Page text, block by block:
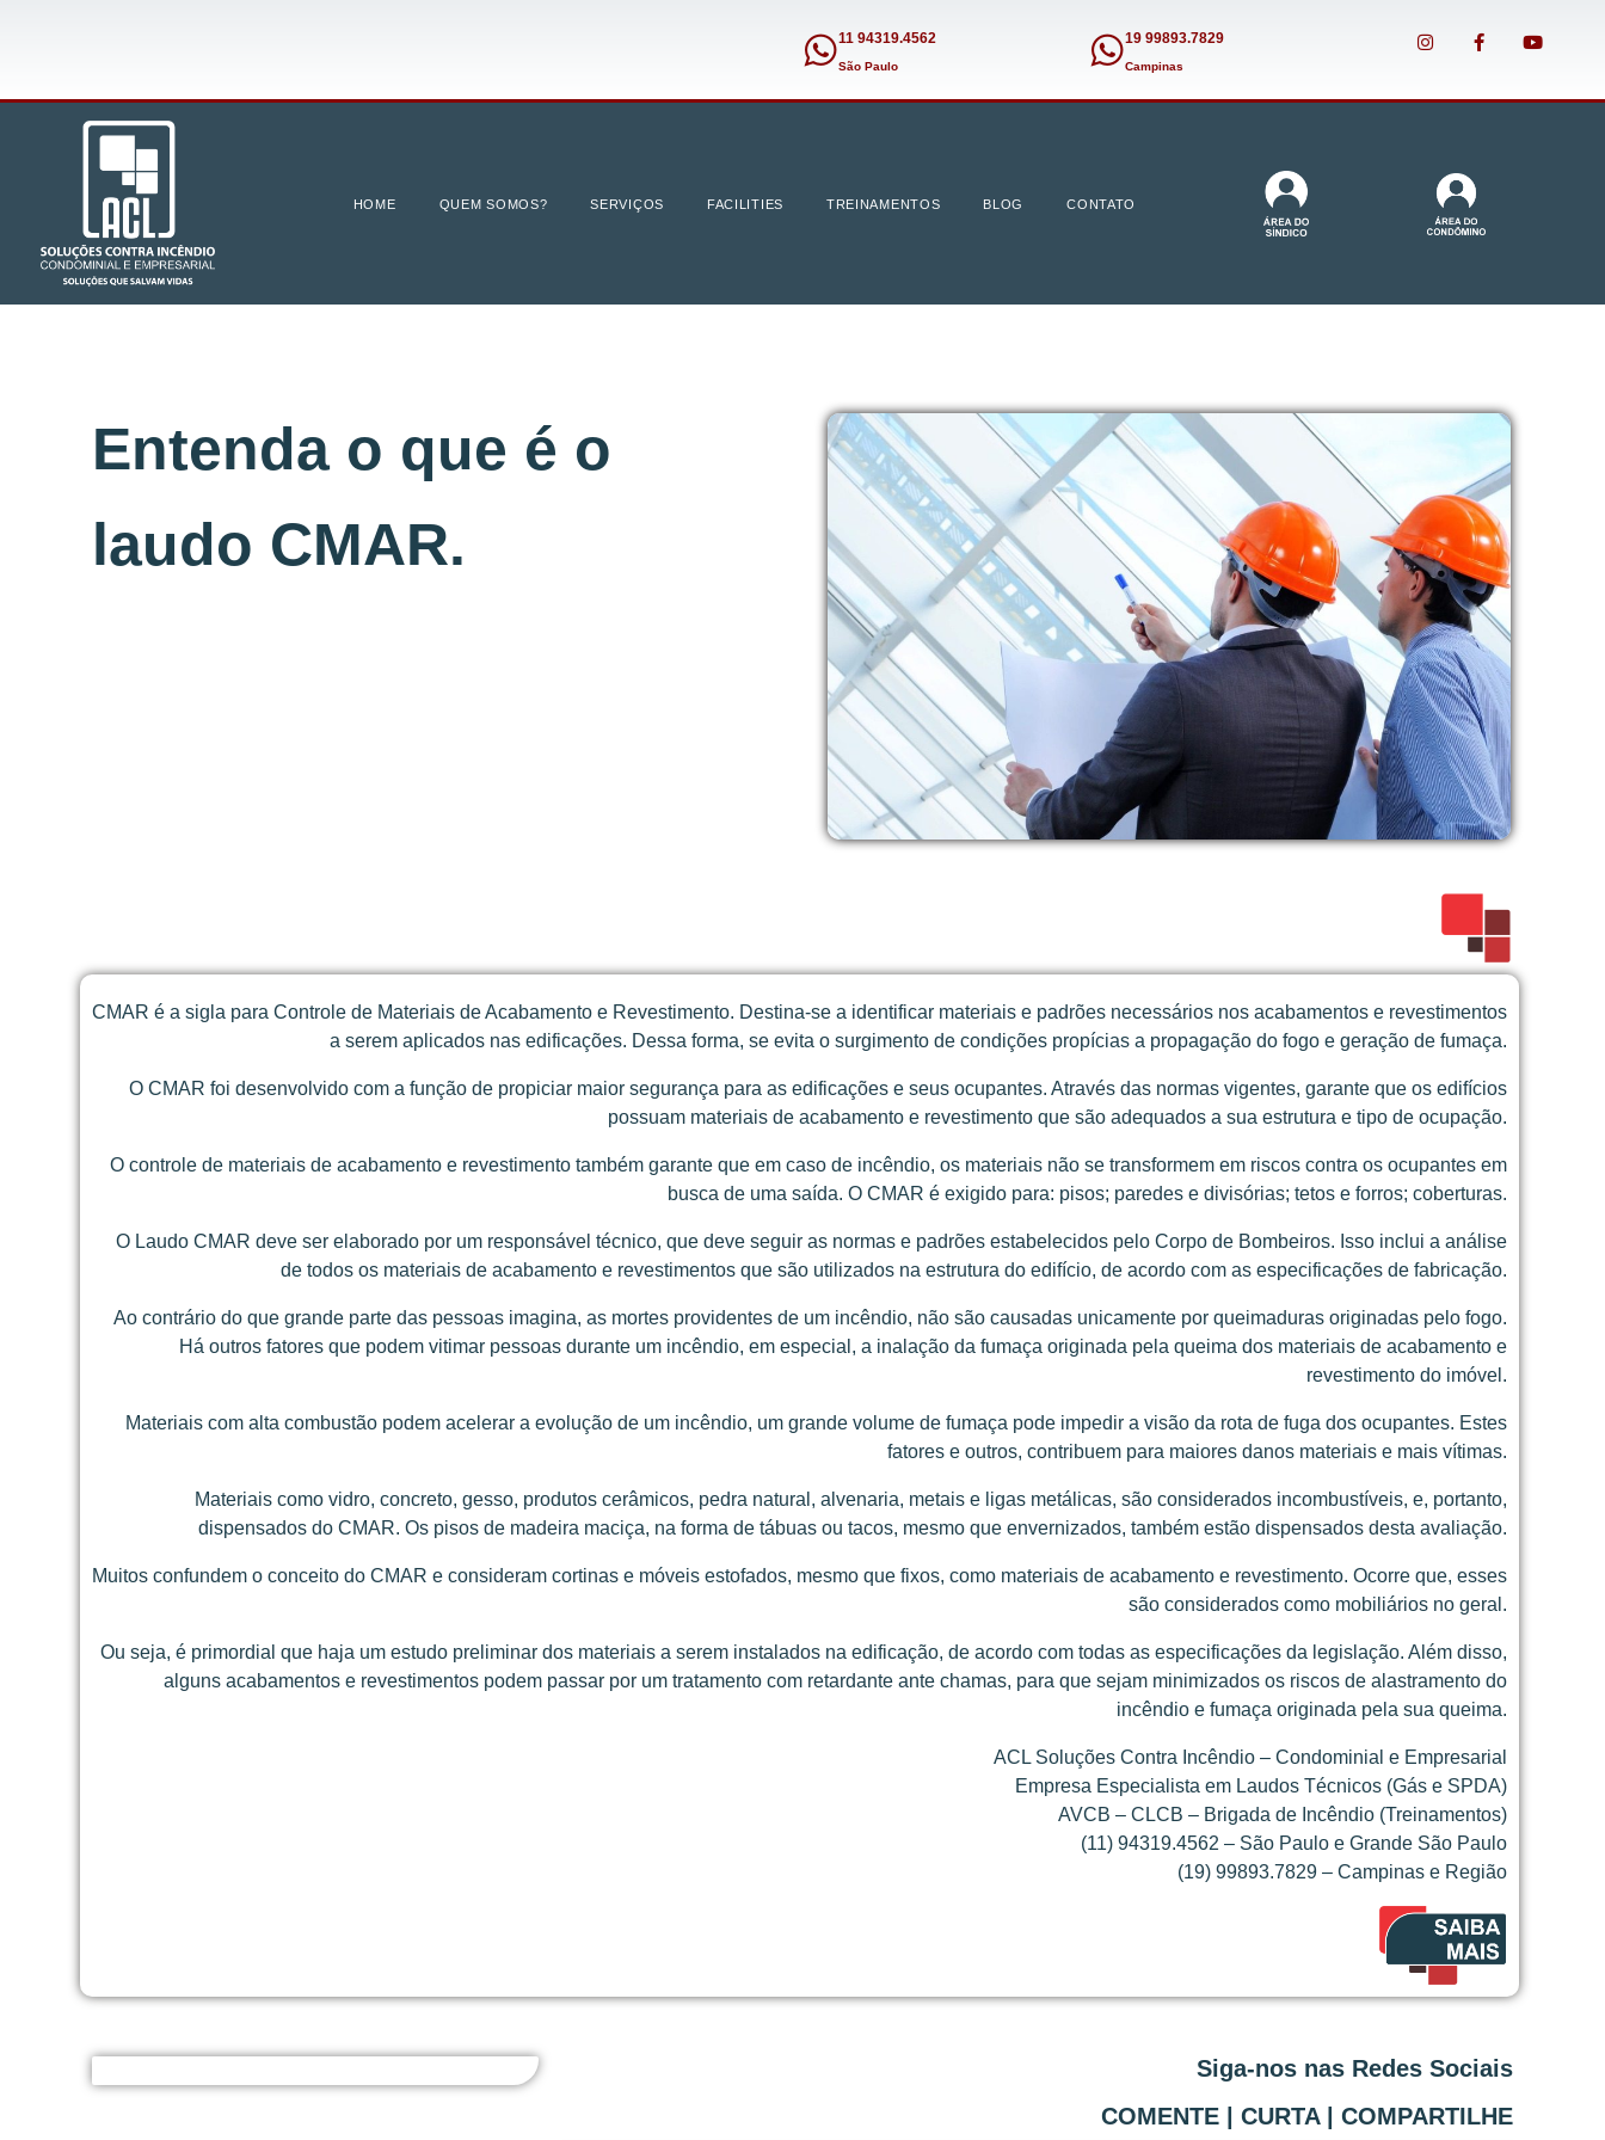
11 94319.4562
São Paulo
19 99893.7829
Campinas
HOME QUEM SOMOS? SERVIÇOS FACILITIES TREINAMENTOS BLOG CONTATO
Entenda o que é o
laudo CMAR.
CMAR é a sigla para Controle de Materiais de Acabamento e Revestimento. Destina-se a identificar materiais e padrões necessários nos acabamentos e revestimentos
a serem aplicados nas edificações. Dessa forma, se evita o surgimento de condições propícias a propagação do fogo e geração de fumaça.
O CMAR foi desenvolvido com a função de propiciar maior segurança para as edificações e seus ocupantes. Através das normas vigentes, garante que os edifícios
possuam materiais de acabamento e revestimento que são adequados a sua estrutura e tipo de ocupação.
O controle de materiais de acabamento e revestimento também garante que em caso de incêndio, os materiais não se transformem em riscos contra os ocupantes em
busca de uma saída. O CMAR é exigido para: pisos; paredes e divisórias; tetos e forros; coberturas.
O Laudo CMAR deve ser elaborado por um responsável técnico, que deve seguir as normas e padrões estabelecidos pelo Corpo de Bombeiros. Isso inclui a análise
de todos os materiais de acabamento e revestimentos que são utilizados na estrutura do edifício, de acordo com as especificações de fabricação.
Ao contrário do que grande parte das pessoas imagina, as mortes providentes de um incêndio, não são causadas unicamente por queimaduras originadas pelo fogo.
Há outros fatores que podem vitimar pessoas durante um incêndio, em especial, a inalação da fumaça originada pela queima dos materiais de acabamento e
revestimento do imóvel.
Materiais com alta combustão podem acelerar a evolução de um incêndio, um grande volume de fumaça pode impedir a visão da rota de fuga dos ocupantes. Estes
fatores e outros, contribuem para maiores danos materiais e mais vítimas.
Materiais como vidro, concreto, gesso, produtos cerâmicos, pedra natural, alvenaria, metais e ligas metálicas, são considerados incombustíveis, e, portanto,
dispensados do CMAR. Os pisos de madeira maciça, na forma de tábuas ou tacos, mesmo que envernizados, também estão dispensados desta avaliação.
Muitos confundem o conceito do CMAR e consideram cortinas e móveis estofados, mesmo que fixos, como materiais de acabamento e revestimento. Ocorre que, esses
são considerados como mobiliários no geral.
Ou seja, é primordial que haja um estudo preliminar dos materiais a serem instalados na edificação, de acordo com todas as especificações da legislação. Além disso,
alguns acabamentos e revestimentos podem passar por um tratamento com retardante ante chamas, para que sejam minimizados os riscos de alastramento do
incêndio e fumaça originada pela sua queima.
ACL Soluções Contra Incêndio – Condominial e Empresarial
Empresa Especialista em Laudos Técnicos (Gás e SPDA)
AVCB – CLCB – Brigada de Incêndio (Treinamentos)
(11) 94319.4562 – São Paulo e Grande São Paulo
(19) 99893.7829 – Campinas e Região
Siga-nos nas Redes Sociais
COMENTE | CURTA | COMPARTILHE